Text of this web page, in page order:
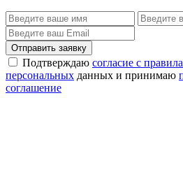
Отправить заявку
Подтверждаю согласие с
персональных данных и принимаю
соглашение